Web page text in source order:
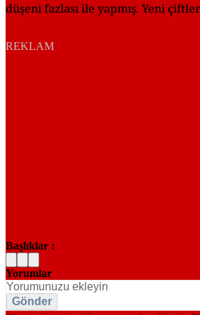
düşeni fazlası ile yapmış. Yeni
REKLAM
Başlıklar :
Yorumlar
Gönder